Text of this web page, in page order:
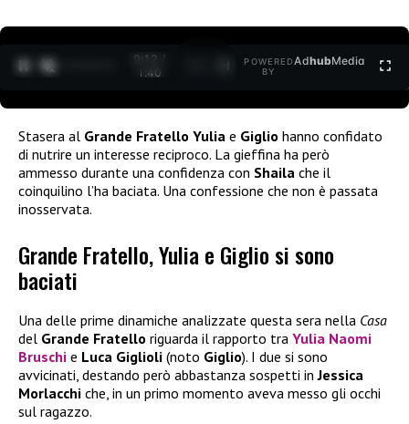
0:13 /
1:40
POWERED
BY
AdhubMedia
Stasera al Grande Fratello Yulia e Giglio hanno confidato
di nutrire un interesse reciproco. La gieffina ha però
ammesso durante una confidenza con Shaila che il
coinquilino l’ha baciata. Una confessione che non è passata
inosservata.
Grande Fratello, Yulia e Giglio si sono
baciati
Una delle prime dinamiche analizzate questa sera nella Casa
del Grande Fratello riguarda il rapporto tra Yulia Naomi
Bruschi e Luca Giglioli (noto Giglio). I due si sono
avvicinati, destando però abbastanza sospetti inJessica
Morlacchi che, in un primo momento aveva messo gli occhi
sul ragazzo.